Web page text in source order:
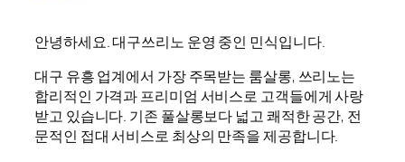
안녕하세요. 대구쓰리노 운영 중인 민식입니다.
대구 유흥 업계에서 가장 주목받는 룸살롱, 쓰리노는
합리적인 가격과 프리미엄 서비스로 고객들에게 사랑
받고 있습니다. 기존 풀살롱보다 넓고 쾌적한 공간, 전
문적인 접대 서비스로 최상의 만족을 제공합니다.